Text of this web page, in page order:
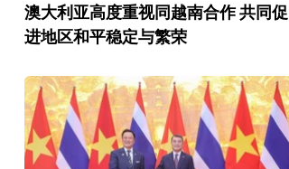
澳大利亚高度重视同越南合作 共同促
进地区和平稳定与繁荣